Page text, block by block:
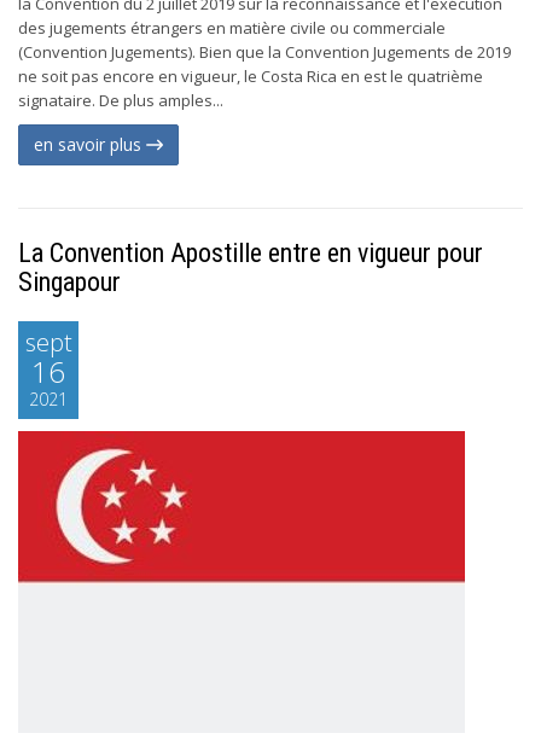
des jugements étrangers en matière civile ou commerciale
(Convention Jugements). Bien que la Convention Jugements de 2019
ne soit pas encore en vigueur, le Costa Rica en est le quatrième
signataire. De plus amples...
en savoir plus
La Convention Apostille entre en vigueur pour
Singapour
sept
16
2021